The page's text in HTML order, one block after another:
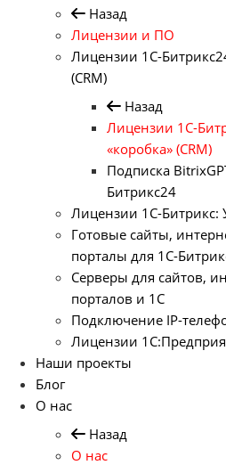
Назад
Лицензии и ПО
Лицензии 1С-
(CRM)
Назад
Лицензии 1С-
«коробка» (CRM)
Подписка
Битрикс24
Лицензии 1С-Битрикс:
Готовые сайты,
порталы для 1С-
Серверы для сайтов,
порталов и 1С
Подключение IP-
Лицензии
Наши проекты
Блог
О нас
Назад
О нас